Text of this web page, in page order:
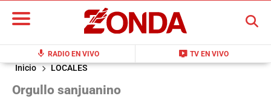
mic RADIO EN VIVO live_tv TV EN VIVO
BUSCAR
Inicio LOCALES
Orgullo sanjuanino